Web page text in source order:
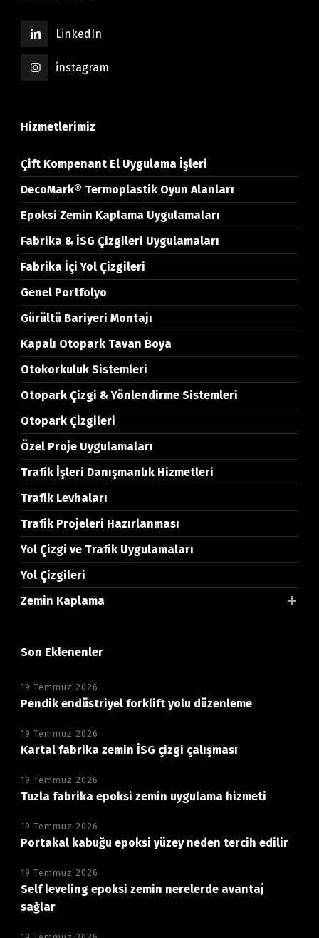
LinkedIn
instagram
Hizmetlerimiz
Çift Kompenant El Uygulama İşleri
DecoMark® Termoplastik Oyun Alanları
Epoksi Zemin Kaplama Uygulamaları
Fabrika & İSG Çizgileri Uygulamaları
Fabrika İçi Yol Çizgileri
Genel Portfolyo
Gürültü Bariyeri Montajı
Kapalı Otopark Tavan Boya
Otokorkuluk Sistemleri
Otopark Çizgi & Yönlendirme Sistemleri
Otopark Çizgileri
Özel Proje Uygulamaları
Trafik İşleri Danışmanlık Hizmetleri
Trafik Levhaları
Trafik Projeleri Hazırlanması
Yol Çizgi ve Trafik Uygulamaları
Yol Çizgileri
Zemin Kaplama
Son Eklenenler
19 Temmuz 2026
Pendik endüstriyel forklift yolu düzenleme
19 Temmuz 2026
Kartal fabrika zemin İSG çizgi çalışması
19 Temmuz 2026
Tuzla fabrika epoksi zemin uygulama hizmeti
19 Temmuz 2026
Portakal kabuğu epoksi yüzey neden tercih edilir
19 Temmuz 2026
Self leveling epoksi zemin nerelerde avantaj
sağlar